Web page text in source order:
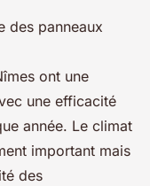
des panneaux
ont une
une efficacité
année. Le climat
important mais
des